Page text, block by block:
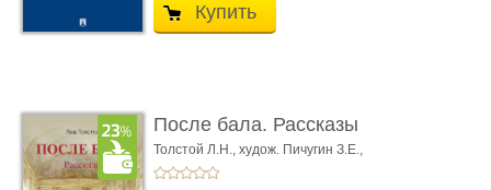
Купить
После бала. Рассказы
Толстой Л.Н., худож. Пичугин З.Е.,
худож. Лебедев А.И.,